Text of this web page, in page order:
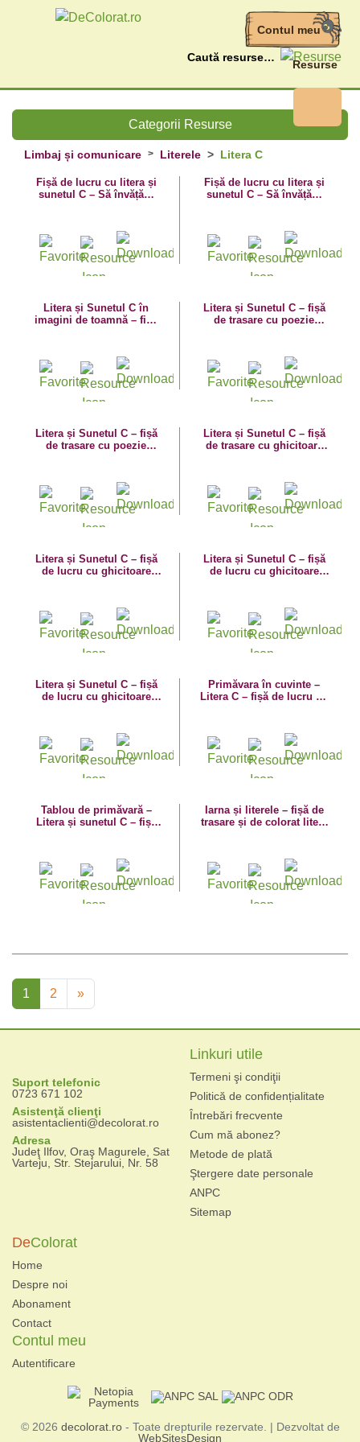
Contul meu
Resurse
Caută
Categorii Resurse
Limbaj și comunicare Literele Litera C
Fișă de lucru cu litera și
sunetul C – Să învățăm
Fișă de lucru cu litera și
sunetul C – Să învățăm
Litera și Sunetul C în
imagini de toamnă – fișă
Litera și Sunetul C – fișă
de trasare cu poezie
Litera și Sunetul C – fișă
de trasare cu poezie
Litera și Sunetul C – fișă
de trasare cu ghicitoare
Litera și Sunetul C – fișă
de lucru cu ghicitoare
Litera și Sunetul C – fișă
de lucru cu ghicitoare
Litera și Sunetul C – fișă
de lucru cu ghicitoare
Primăvara în cuvinte –
Litera C – fișă de lucru cu
Tablou de primăvară –
Litera și sunetul C – fișă
Iarna și literele – fișă de
trasare și de colorat litera
1 2 »
Suport telefonic
0723 671 102
Asistenţă clienţi
asistentaclienti@decolorat.ro
Adresa
Judeţ Ilfov, Oraş Magurele, Sat
Varteju, Str. Stejarului, Nr. 58
Linkuri utile
Termeni şi condiţii
Politică de confidențialitate
Întrebări frecvente
Cum mă abonez?
Metode de plată
Ştergere date personale
ANPC
Sitemap
DeColorat
Home
Despre noi
Abonament
Contact
Contul meu
Autentificare
© 2026 decolorat.ro- Toate drepturile rezervate. | Dezvoltat de
WebSitesDesign